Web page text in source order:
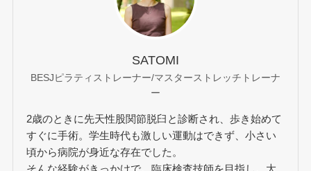
SATOMI
BESJピラティストレーナー/マスターストレッチトレーナ
ー
2歳のときに先天性股関節脱臼と診断され、歩き始めて
すぐに手術。学生時代も激しい運動はできず、小さい
頃から病院が身近な存在でした。